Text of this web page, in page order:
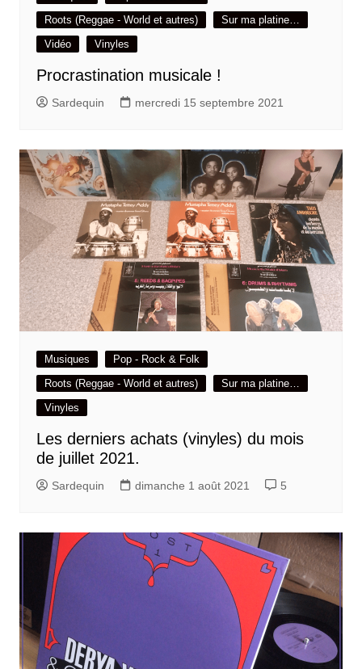
Roots (Reggae - World et autres)
Sur ma platine…
Vidéo
Vinyles
Procrastination musicale !
Sardequin mercredi 15 septembre 2021
Musiques
Pop - Rock & Folk
Roots (Reggae - World et autres)
Sur ma platine…
Vinyles
Les derniers achats (vinyles) du mois
de juillet 2021.
Sardequin dimanche 1 août 2021 5